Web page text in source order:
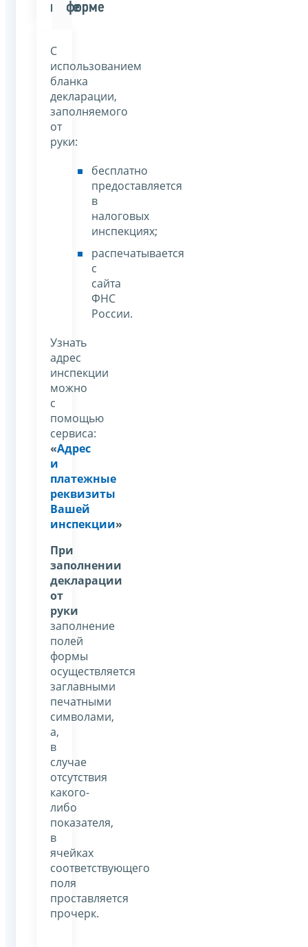
видеформе
С
использованием
бланка
декларации,
заполняемого
от
руки:
бесплатно
предоставляется
в
налоговых
инспекциях;
распечатывается
с
сайта
ФНС
России.
Узнать
адрес
инспекции
можно
с
помощью
сервиса:
«Адрес
и
платежные
реквизиты
Вашей
инспекции»
При
заполнении
декларации
от
руки
заполнение
полей
формы
осуществляется
заглавными
печатными
символами,
а,
в
случае
отсутствия
какого-
либо
показателя,
в
ячейках
соответствующего
поля
проставляется
прочерк.